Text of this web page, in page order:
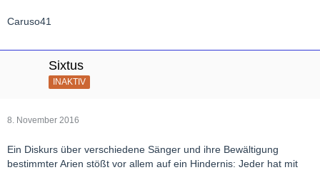
Caruso41
Sixtus
INAKTIV
8. November 2016
Ein Diskurs über verschiedene Sänger und ihre Bewältigung
bestimmter Arien stößt vor allem auf ein Hindernis: Jeder hat mit